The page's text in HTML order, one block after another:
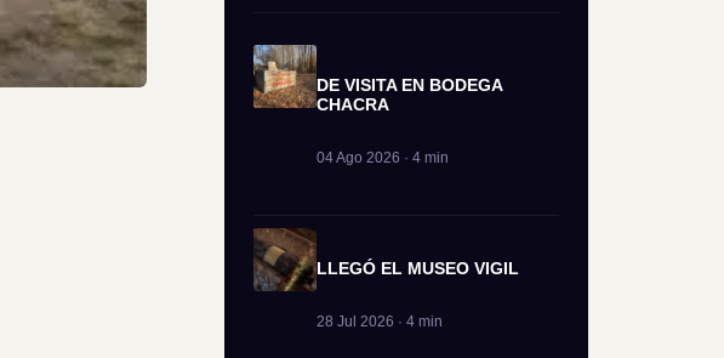
DE VISITA EN BODEGA
CHACRA
04 Ago 2026 · 4 min
LLEGÓ EL MUSEO VIGIL
28 Jul 2026 · 4 min